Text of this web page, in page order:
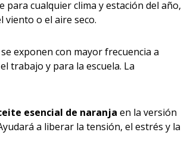
para cualquier clima y estación del año,
viento o el aire seco.
exponen con mayor frecuencia a
trabajo y para la escuela. La
esencial de naranja en la versión
a liberar la tensión, el estrés y la